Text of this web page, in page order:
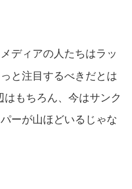
ディアの人たちはラッ
と注目するべきだとは
もちろん、今はサンク
ーが山ほどいるじゃな